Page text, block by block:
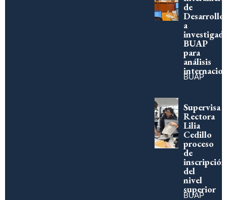
de
Desarrollo
a
BUAP
para
análisis
BUAP
Supervisa
Rectora
Lilia
Cedillo
proceso
de
inscripción
del
nivel
superior
BUAP